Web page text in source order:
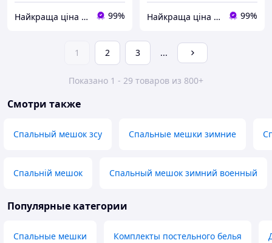
Найкраща ціна ❤️ 99% Найкраща ціна ❤️ 99%
1 2 3 ...
Показано 1 - 29 товаров из 800+
Смотри также
Спальный мешок зсу Спальные мешки зимние
Спальній мешок Спальный мешок зимний военный
Популярные категории
Спальные мешки Комплекты постельного белья